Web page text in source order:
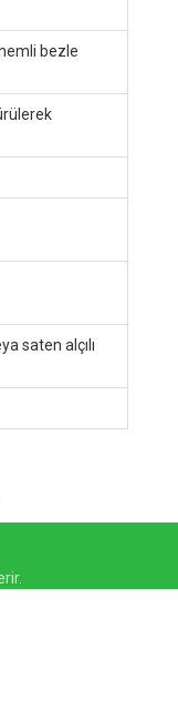
bezle
saten alçılı